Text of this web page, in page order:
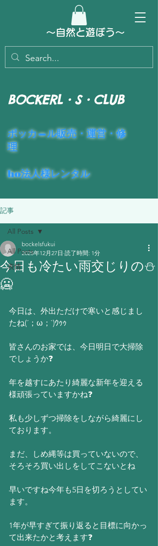
～​自然と遊ぼう～
​ポッカ―ル販売・運営・修
理
ho法人様レンタル
BOCKERL・S・CLUB
記事
All Posts
表情
All Posts
今日も冷たい雨交じりの⛄
🥶
bockelsfukui
2025年12月27日 読了時間: 1分
今日は、外出ただけで寒いと感じまし
たね(´；ω；`)ｳｩｩ
皆さんのお家では、今日明日で大掃除
でしょうか❓
年を越すにあたり綺麗な新年を迎える
様頑張っていますかね❓
私も少しずつ掃除をしながら綺麗にし
ております。
まだ、しめ縄等は買っていないので、
そろそろ買い出しをしてこないとね
早いですね今年も5日を切ろうとしてい
ます。
1年が早すぎて振り返ると目標に向かっ
て出来たかと考えます❓